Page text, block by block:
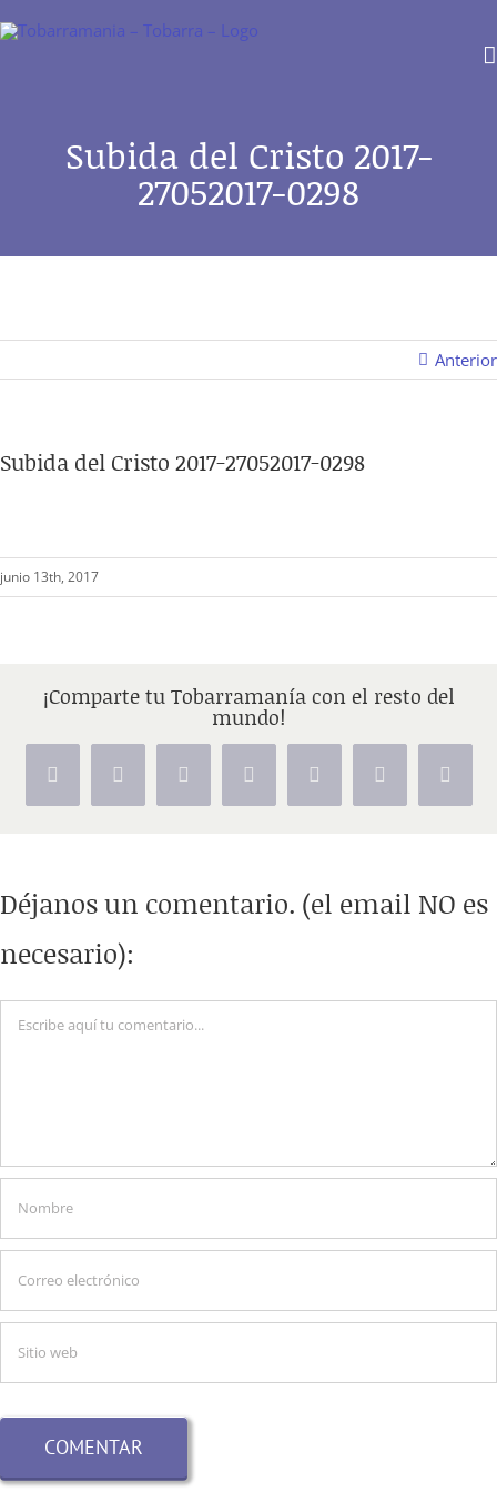
Subida del Cristo 2017-
27052017-0298
Anterior
Subida del Cristo 2017-27052017-0298
junio 13th, 2017
¡Comparte tu Tobarramanía con el resto del
mundo!
Facebook
X Reddit LinkedInTumblr PinterestVk
Déjanos un comentario. (el email NO es
necesario):
Comentario